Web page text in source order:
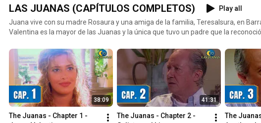
LAS JUANAS (CAPÍTULOS COMPLETOS)
Play all
Juana vive con su madre Rosaura y una amiga de la familia, Teresalsura, en
Valentina es la mayor de las Juanas y la única que tuvo un padre que la reconoció. Elenco: Angie
Matilde / Xilena Aycardi - Juana Manny / Susana Torres - Juana Bautista / Rafael
Calixto Salguero / Miguel Varoni - Manuel F. Cuadrado / Pepe Sánchez - Calixto
Henríquez - Doña Cuadrado de Salguero / Katherine Vélez: - Yolanda de
38:09
The Juanas - Chapter 1 -
41:31
The Juanas - Chapter 2 -
The